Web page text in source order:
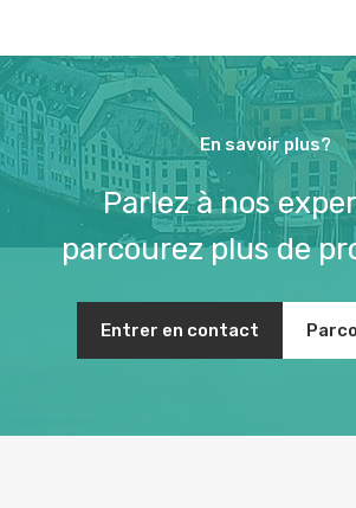
En savoir plus?
Parlez à nos
parcourez plus de
Entrer en contact